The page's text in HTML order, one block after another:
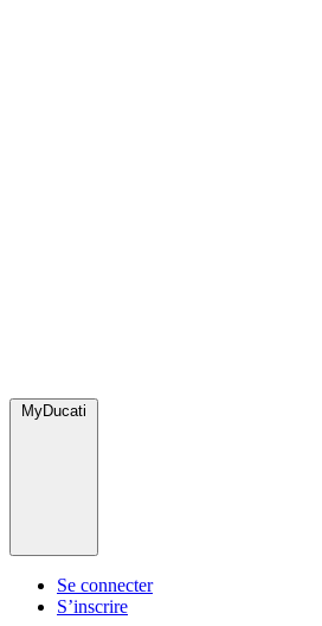
MyDucati
Se connecter
S’inscrire